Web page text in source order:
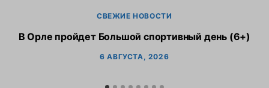
СВЕЖИЕ НОВОСТИ
В Орле пройдет Большой спортивный день (6+)
6 АВГУСТА, 2026